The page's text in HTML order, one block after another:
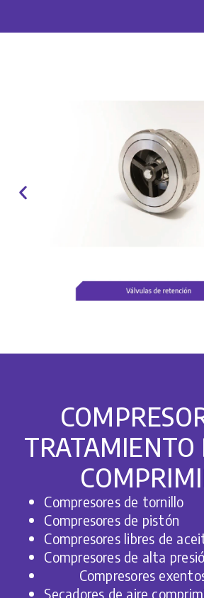
TRATAMIENTO
Compresores de tornillo
Compresores de pistón
Compresores libres de
Compresores de alta
Compresores
Secadores de aire